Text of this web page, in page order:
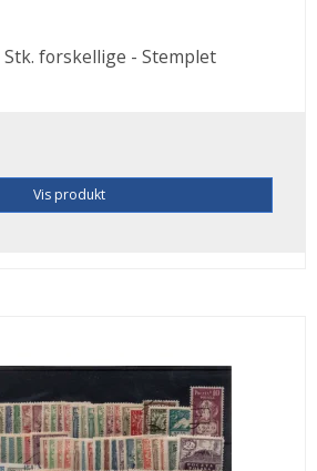
Stk. forskellige - Stemplet
Vis produkt